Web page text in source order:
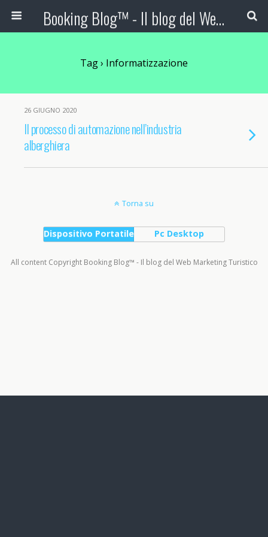
Booking Blog™ - Il blog del Web Marketing Turistico
Tag › Informatizzazione
26 GIUGNO 2020
Il processo di automazione nell’industria
alberghiera
Torna su
Dispositivo Portatile Pc Desktop
All content Copyright Booking Blog™ - Il blog del Web Marketing Turistico